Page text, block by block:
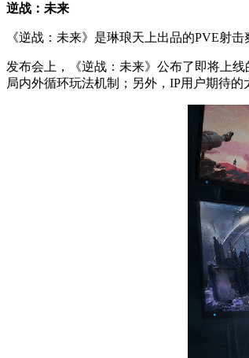
逆战：未来
《逆战：未来》是琳琅天上出品的PVE射
发布会上，《逆战：未来》公布了即将上
局内外循环玩法机制；另外，IP用户期待的